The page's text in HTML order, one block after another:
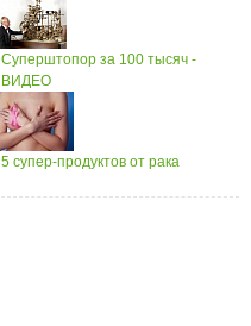
Суперштопор за 100 тысяч -
ВИДЕО
5 супер-продуктов от рака